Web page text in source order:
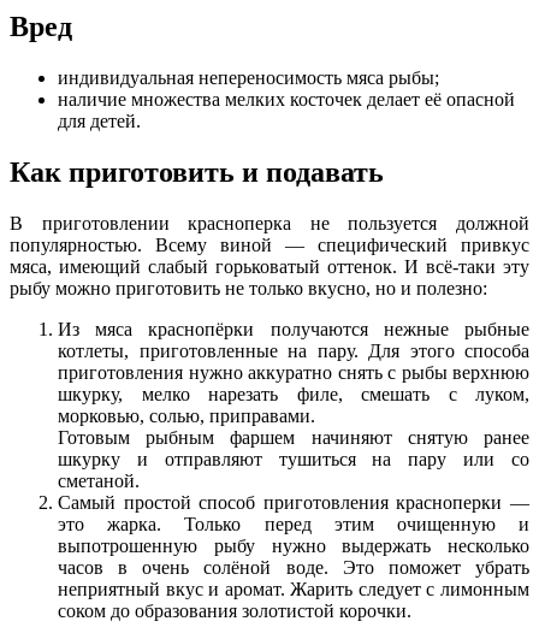
Вред
индивидуальная непереносимость мяса рыбы;
наличие множества мелких косточек делает её опасной
для детей.
Как приготовить и подавать
В приготовлении красноперка не пользуется должной
популярностью. Всему виной — специфический привкус
мяса, имеющий слабый горьковатый оттенок. И всё-таки эту
рыбу можно приготовить не только вкусно, но и полезно:
Из мяса краснопёрки получаются нежные рыбные
котлеты, приготовленные на пару. Для этого способа
приготовления нужно аккуратно снять с рыбы верхнюю
шкурку, мелко нарезать филе, смешать с луком,
морковью, солью, приправами.
Готовым рыбным фаршем начиняют снятую ранее
шкурку и отправляют тушиться на пару или со
сметаной.
Самый простой способ приготовления красноперки —
это жарка. Только перед этим очищенную и
выпотрошенную рыбу нужно выдержать несколько
часов в очень солёной воде. Это поможет убрать
неприятный вкус и аромат. Жарить следует с лимонным
соком до образования золотистой корочки.